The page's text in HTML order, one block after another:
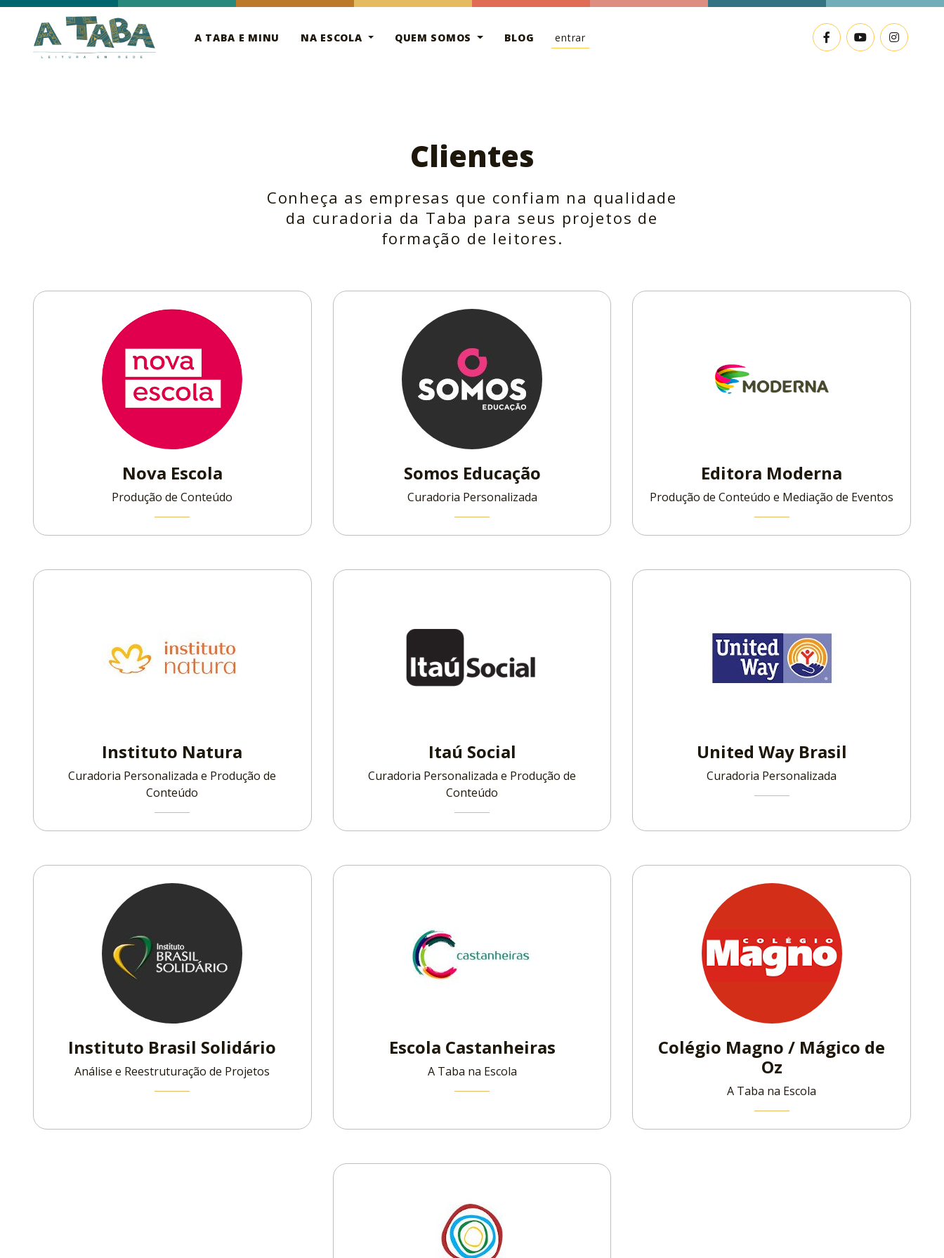
A TABA E MINU NA ESCOLA QUEM SOMOS BLOG entrar
Clientes
Conheça as empresas que confiam na qualidade
da curadoria da Taba para seus projetos de
formação de leitores.
Nova Escola
Produção de Conteúdo
Somos Educação
Curadoria Personalizada
Editora Moderna
Produção de Conteúdo e Mediação de Eventos
Instituto Natura
Curadoria Personalizada e Produção de
Conteúdo
Itaú Social
Curadoria Personalizada e Produção de
Conteúdo
United Way Brasil
Curadoria Personalizada
Instituto Brasil Solidário
Análise e Reestruturação de Projetos
Escola Castanheiras
A Taba na Escola
Colégio Magno / Mágico de
Oz
A Taba na Escola